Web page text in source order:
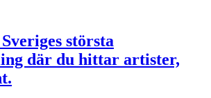
största
där du hittar artister,